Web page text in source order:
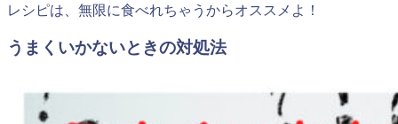
レシピは、無限に食べれちゃうからオススメよ！
うまくいかないときの対処法